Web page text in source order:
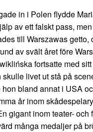
in i Polen flydde
av ett falskt pass,
till Warszawas getto,
av svält året före
fortsatte med
livet ut stå på
bland annat i USA
år inom
gigant inom teater- och
många medaljer på